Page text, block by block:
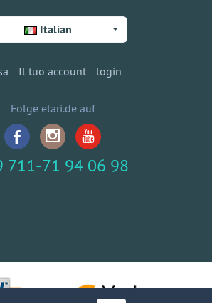
Italian
Il tuo account login
Folge etari.de auf
711-71 94 06 98